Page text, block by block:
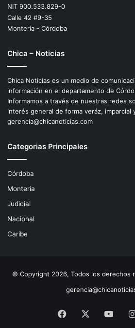
NIT 900.533.829-0
Calle 42 #9-35
Montería - Córdoba
Chica – Noticias
Chica Noticias es un medio de
información en el departamento de
Informamos a través de nuestras redes
interés general de forma veráz, imparcial
gerencia@chicanoticias.com
Categorias Principales
Córdoba
Montería
Judicial
Nacional
Caribe
© Copyright 2026, Todos los derechos
Facebook